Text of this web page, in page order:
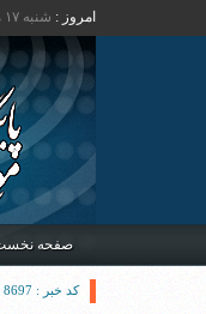
امروز : شنبه ۱۷ مرداد ۱۴۰۵ - Saturday 08 August 2026
صفحه
کد خبر : 8697